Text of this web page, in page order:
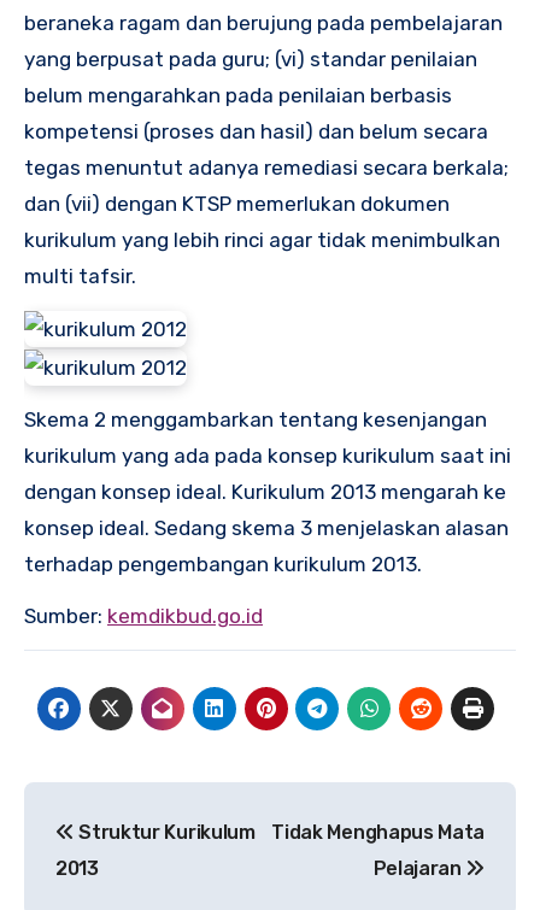
beraneka ragam dan berujung pada pembelajaran
yang berpusat pada guru; (vi) standar penilaian
belum mengarahkan pada penilaian berbasis
kompetensi (proses dan hasil) dan belum secara
tegas menuntut adanya remediasi secara berkala;
dan (vii) dengan KTSP memerlukan dokumen
kurikulum yang lebih rinci agar tidak menimbulkan
multi tafsir.
Skema 2 menggambarkan tentang kesenjangan
kurikulum yang ada pada konsep kurikulum saat ini
dengan konsep ideal. Kurikulum 2013 mengarah ke
konsep ideal. Sedang skema 3 menjelaskan alasan
terhadap pengembangan kurikulum 2013.
Sumber: kemdikbud.go.id
pos
Struktur Kurikulum
2013
Tidak Menghapus Mata
Pelajaran